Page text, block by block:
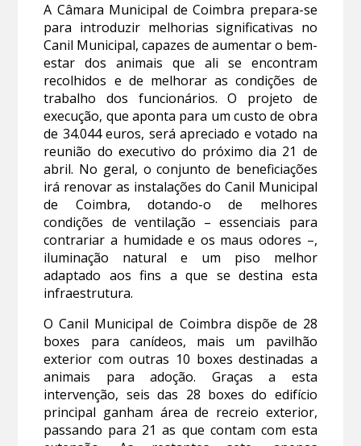
A Câmara Municipal de Coimbra prepara-se
para introduzir melhorias significativas no
Canil Municipal, capazes de aumentar o bem-
estar dos animais que ali se encontram
recolhidos e de melhorar as condições de
trabalho dos funcionários. O projeto de
execução, que aponta para um custo de obra
de 34.044 euros, será apreciado e votado na
reunião do executivo do próximo dia 21 de
abril. No geral, o conjunto de beneficiações
irá renovar as instalações do Canil Municipal
de Coimbra, dotando-o de melhores
condições de ventilação – essenciais para
contrariar a humidade e os maus odores –,
iluminação natural e um piso melhor
adaptado aos fins a que se destina esta
infraestrutura.
O Canil Municipal de Coimbra dispõe de 28
boxes para canídeos, mais um pavilhão
exterior com outras 10 boxes destinadas a
animais para adoção. Graças a esta
intervenção, seis das 28 boxes do edifício
principal ganham área de recreio exterior,
passando para 21 as que contam com esta